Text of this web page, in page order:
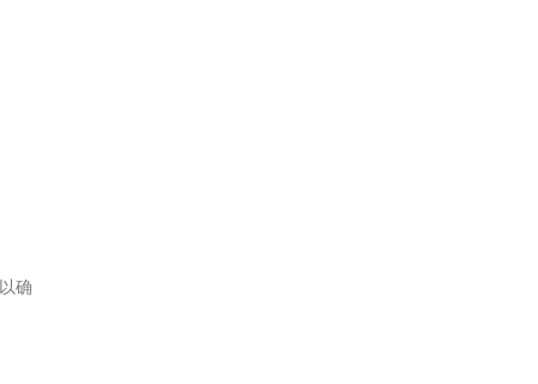
确